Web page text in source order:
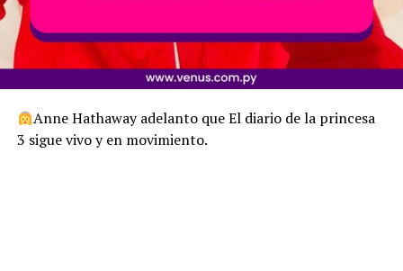
Anne Hathaway adelanto que El diario de la princesa
3 sigue vivo y en movimiento.